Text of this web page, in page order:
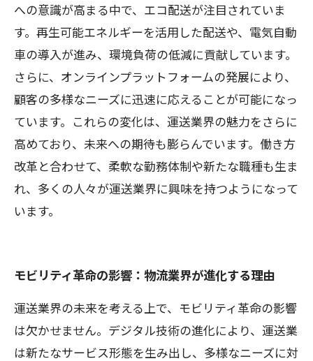
への意識が高まる中で、エコ配送が注目されていま
す。再生可能エネルギーを活用した配送や、電気自動
車の導入が進み、環境負荷の低減に貢献しています。
さらに、オンラインプラットフォームの発展により、
顧客の多様なニーズに迅速に応えることが可能になっ
ています。これらの変化は、運送業界の魅力をさらに
高めており、未来への期待も膨らんでいます。働き方
改革と合わせて、柔軟な勤務体制や新たな職種も生ま
れ、多くの人々が運送業界に興味を持つようになって
います。
モビリティ革命の影響：物流業界が進化する理由
運送業界の未来を考える上で、モビリティ革命の影響
は欠かせません。デジタル技術の進化により、運送業
は新たなサービス形態を生み出し、多様なニーズに対